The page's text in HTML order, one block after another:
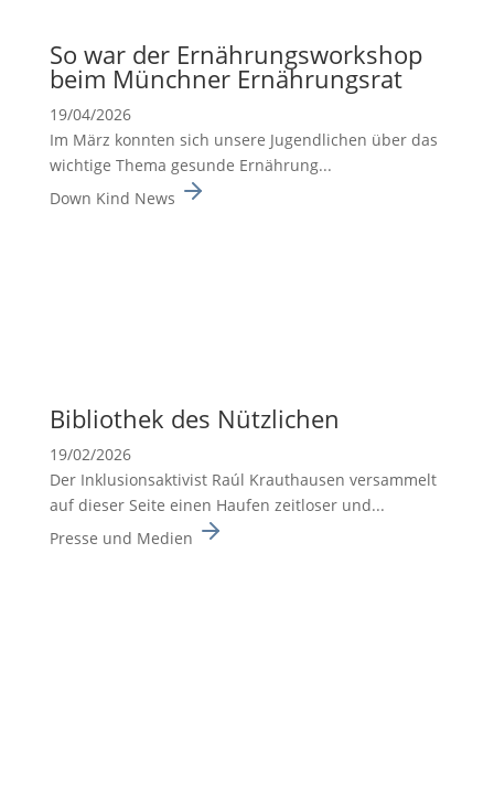
So war der Ernäh­rungs­work­shop
beim Münchner Ernäh­rungsrat
19/04/2026
Im März konnten sich unsere Jugend­li­chen über das
wichtige Thema gesunde Ernäh­rung...
Down Kind News
Biblio­thek des Nützli­chen
19/02/2026
Der Inklusionsaktivist Raúl Krauthausen versammelt
auf dieser Seite einen Haufen zeitloser und...
Presse und Medien